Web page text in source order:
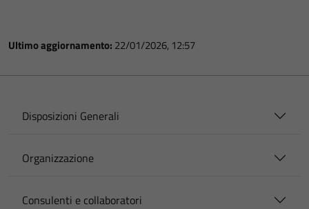
Ultimo aggiornamento: 22/01/2026, 12:57
Disposizioni Generali
Organizzazione
Consulenti e collaboratori